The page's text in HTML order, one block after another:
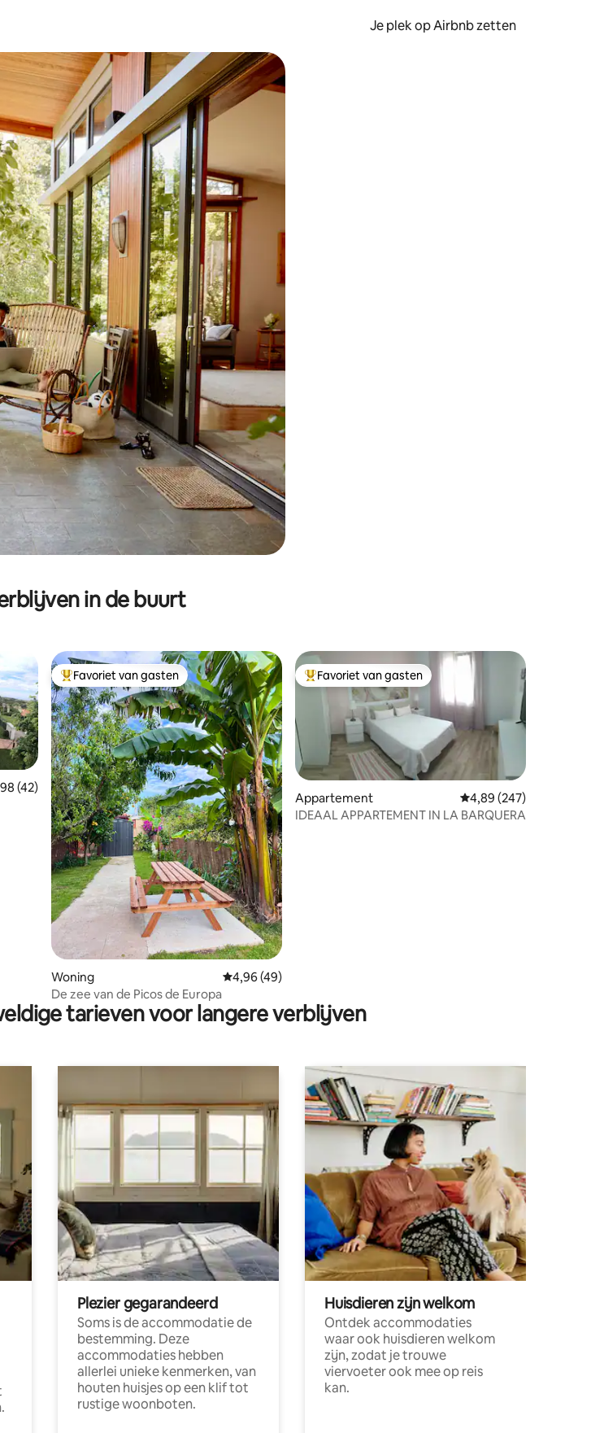
Je plek op Airbnb zetten
omhoog en omlaag, óf door te tikken of swipen.
in de buurt
beoordeling van 4,98 op 5, 42 recensies
(42)
Topfavoriet van gasten
Favoriet van gasten
Woning Gemiddelde beoordeling van 4,96 op 5, 49 recensies
4,96 (49)
De zee van de Picos de Europa
Topfavoriet van gasten
Favoriet van gasten
Appartement Gemiddelde
4,89 (247)
IDEAAL APPARTEMENT IN LA BARQUERA
tarieven voor langere verblijven
Plezier gegarandeerd
Soms is de accommodatie de
bestemming. Deze
accommodaties hebben
allerlei unieke kenmerken, van
houten huisjes op een klif tot
rustige woonboten.
Huisdieren zijn welkom
Ontdek accommodaties
waar ook huisdieren welkom
zijn, zodat je trouwe
viervoeter ook mee op reis
kan.